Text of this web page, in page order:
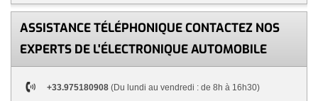
ASSISTANCE TÉLÉPHONIQUE CONTACTEZ NOS
EXPERTS DE L'ÉLECTRONIQUE AUTOMOBILE
+33.975180908 (Du lundi au vendredi : de 8h à 16h30)